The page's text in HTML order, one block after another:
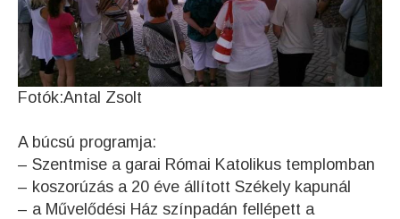
Fotók:Antal Zsolt
A búcsú programja:
– Szentmise a garai Római Katolikus templomban
– koszorúzás a 20 éve állított Székely kapunál
– a Művelődési Ház színpadán fellépett a